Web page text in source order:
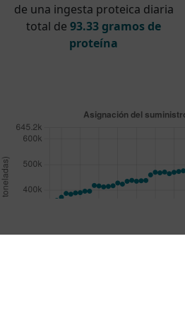
de una ingesta proteica diaria
total de93.33 gramos de
proteína